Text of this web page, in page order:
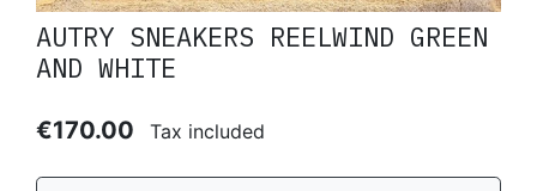
AUTRY SNEAKERS REELWIND GREEN
AND WHITE
€170.00 Tax included